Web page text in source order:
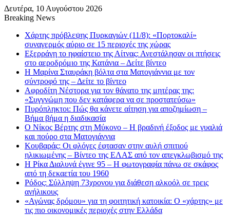
Δευτέρα, 10 Αυγούστου 2026
Breaking News
Χάρτης πρόβλεψης Πυρκαγιών (11/8): «Πορτοκαλί»
συναγερμός αύριο σε 15 περιοχές της χώρας
Εξερράγη το ηφαίστειο της Αίτνας: Ανεστάλησαν οι πτήσεις
στο αεροδρόμιο της Κατάνια – Δείτε βίντεο
Η Μαρίνα Σταυράκη βόλτα στα Ματογιάννια με τον
σύντροφό της – Δείτε το βίντεο
Αφροδίτη Νέστορα για τον θάνατο της μητέρας της:
«Συγγνώμη που δεν κατάφερα να σε προστατεύσω»
Πυρόπληκτοι: Πώς θα κάνετε αίτηση για αποζημίωση –
Βήμα βήμα η διαδικασία
Ο Νίκος Βέρτης στη Μύκονο – Η βραδινή έξοδος με γυαλιά
και πούρο στα Ματογιάννια
Κουβαράς: Οι φλόγες έφτασαν στην αυλή σπιτιού
ηλικιωμένης – Βίντεο της ΕΛΑΣ από τον απεγκλωβισμό της
Η Ρίκα Διαλυνά έγινε 95 – Η φωτογραφία πάνω σε σκάφος
από τη δεκαετία του 1960
Ρόδος: Σύλληψη 73χρονου για διάθεση αλκοόλ σε τρεις
ανήλικους
«Αγώνας δρόμου» για τη φοιτητική κατοικία: Ο «χάρτης» με
τις πιο οικονομικές περιοχές στην Ελλάδα